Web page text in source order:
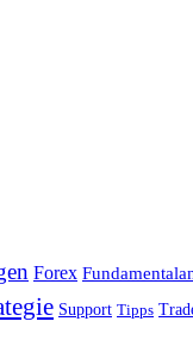
Forex
Support Tipps